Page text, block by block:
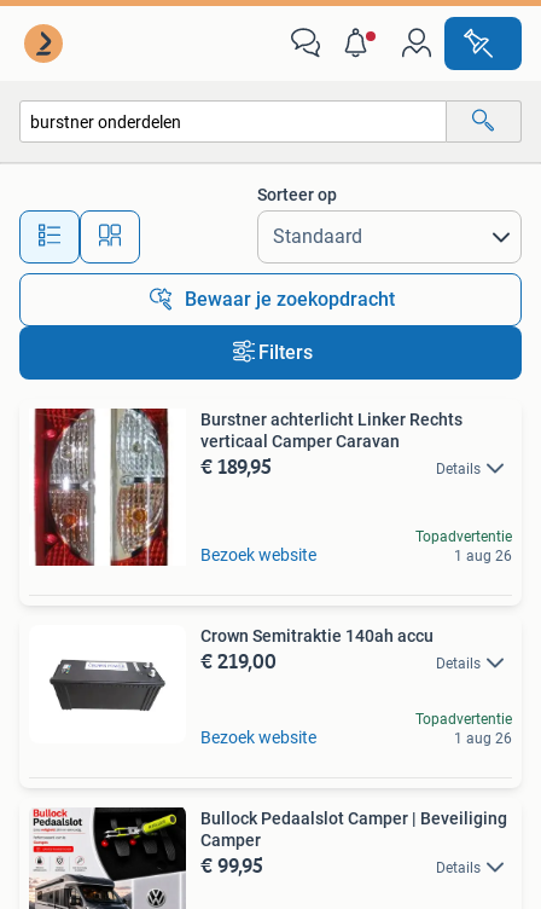
Alle afstanden…
Sorteer op
Bewaar je zoekopdracht
Filters
Burstner achterlicht Linker Rechts
verticaal Camper Caravan
€ 189,95 Details
Bezoek website
Topadvertentie
1 aug 26
Crown Semitraktie 140ah accu
€ 219,00 Details
Bezoek website
Topadvertentie
1 aug 26
Bullock Pedaalslot Camper | Beveiliging
Camper
€ 99,95 Details